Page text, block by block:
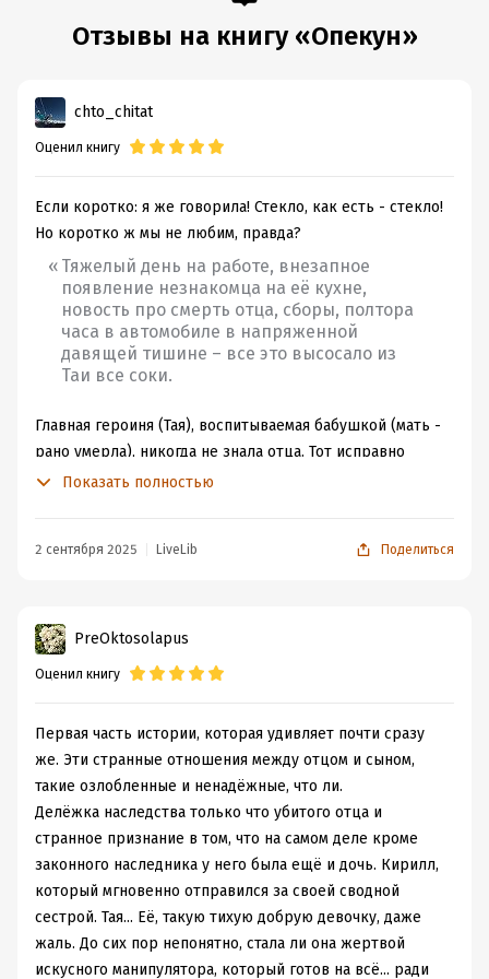
Отзывы на книгу «Опекун»
chto_chitat
Оценил книгу
Если коротко: я же говорила! Стекло, как есть - стекло!
Но коротко ж мы не любим, правда?
Тяжелый день на работе, внезапное
появление незнакомца на её кухне,
новость про смерть отца, сборы, полтора
часа в автомобиле в напряженной
давящей тишине – все это высосало из
Таи все соки.
Главная героиня (Тая), воспитываемая бабушкой (мать -
рано умерла), никогда не знала отца. Тот исправно
посылал деньги на содержание дочери, никак иначе в
- как гром среди ясного неба.
покойного отца. Как думаете, рады внезапной
наследнице жена и сын (Кирилл)? Вопрос
риторический, ага
очень красивой. Знаете, такой теплой, не
аристократичной, располагающей к себе
красотой. Возможно, он искал именно это,
не находя… в других местах, – прямо
встретила ледяной взгляд “Снежной
королевы” напротив.
Враждебность "сводной" семьи, собственные
переживания, условия завещания с сумасшедшим
состоянием, а еще - допросы следователя,
Показать полностью
2 сентября 2025 LiveLib Поделиться
PreOktosolapus
Оценил книгу
Первая часть истории, которая удивляет почти сразу
же. Эти странные отношения между отцом и сыном,
такие озлобленные и ненадёжные, что ли.
Делёжка наследства только что убитого отца и
странное признание в том, что на самом деле кроме
законного наследника у него была ещё и дочь. Кирилл,
который мгновенно отправился за своей сводной
сестрой. Тая... Её, такую тихую добрую девочку, даже
жаль. До сих пор непонятно, стала ли она жертвой
искусного манипулятора, который готов на всё... ради